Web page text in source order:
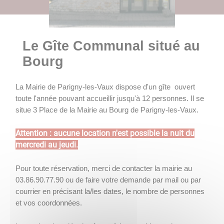
Le Gîte Communal situé au
Bourg
La Mairie de Parigny-les-Vaux dispose d'un gîte ouvert
toute l'année pouvant accueillir jusqu'à 12 personnes. Il se
situe 3 Place de la Mairie au Bourg de Parigny-les-Vaux.
Attention : aucune location n'est possible la nuit du
mercredi au jeudi.
Pour toute réservation, merci de contacter la mairie au
03.86.90.77.90 ou de faire votre demande par mail ou par
courrier en précisant la/les dates, le nombre de personnes
et vos coordonnées.